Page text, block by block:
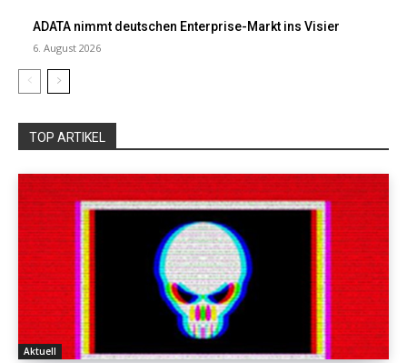
ADATA nimmt deutschen Enterprise-Markt ins Visier
6. August 2026
TOP ARTIKEL
Aktuell